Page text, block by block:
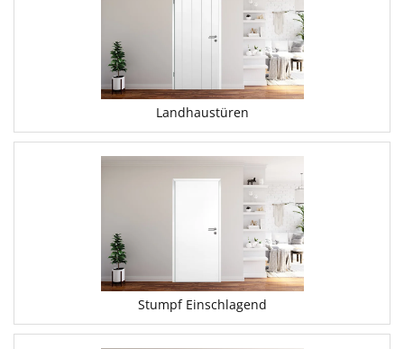
Landhaustüren
Stumpf Einschlagend